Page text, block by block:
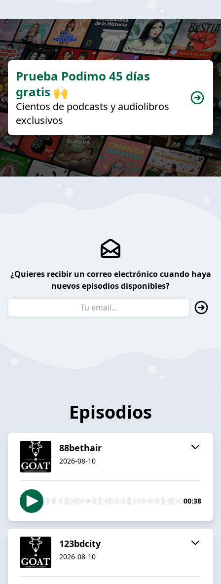
Prueba Podimo 45 días
gratis 🙌
Cientos de podcasts y audiolibros
exclusivos
¿Quieres recibir un correo electrónico cuando haya
nuevos episodios disponibles?
Episodios
88bethair
2026-08-10
00:38
123bdcity
2026-08-10